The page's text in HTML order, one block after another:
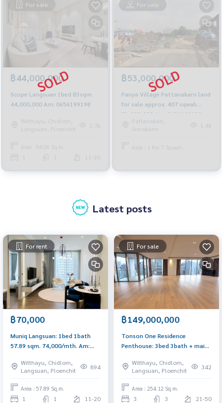
For sale
฿44,000,000
Scope Langsuan 1bed 83sqm.
44,000,000 Am: 0656199198
Witthayu, Chidlom,
Langsuan, Ploenchit
1.3k
Area : 84.06 Sq.m.
11-20
For sale
฿53,000,000
Panya Village Pattanakarn land
for sale approx. 407 sqwah
53,000,000 Am: 0656199198
Pattanakan,
Srinakarin
1.4k
Area : 1 Rai 7 Sq.wah.
Latest posts
For rent
฿70,000
Muniq Langsuan: 1bed 1bath
57.89 sqm. 74,000/mth. Am:
Witthayu, Chidlom,
Langsuan, Ploenchit
894
Area : 57.89 Sq.m.
1 1 11-20
For sale
฿149,000,000
Tonson One Residence
Penthouse: 3bed 3bath + maid
Rent: 380,000/mth Am:
0656199198
Witthayu, Chidlom,
Langsuan, Ploenchit
342
Area : 254.12 Sq.m.
3 3 21-50